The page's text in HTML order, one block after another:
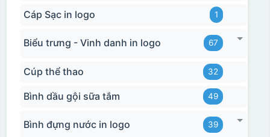
Cáp Sạc in logo 1
Biểu trưng - Vinh danh in logo 67
Cúp thể thao 32
Bình dầu gội sữa tắm 49
Bình đựng nước in logo 39